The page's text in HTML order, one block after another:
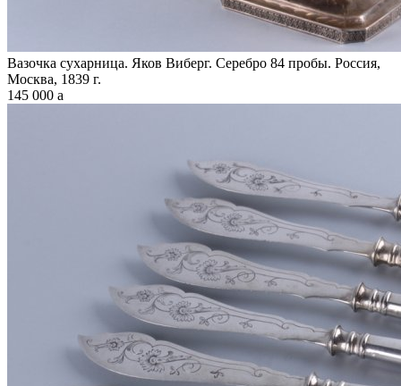
Вазочка сухарница. Яков Виберг. Серебро 84 пробы. Россия,
Москва, 1839 г.
145 000 a